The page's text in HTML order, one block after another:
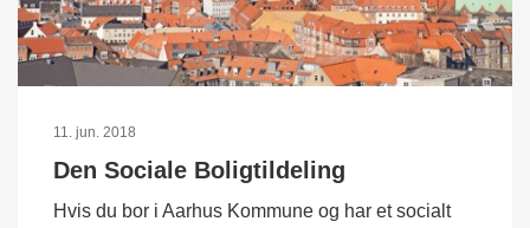
11. jun. 2018
Den Sociale Boligtildeling
Hvis du bor i Aarhus Kommune og har et socialt